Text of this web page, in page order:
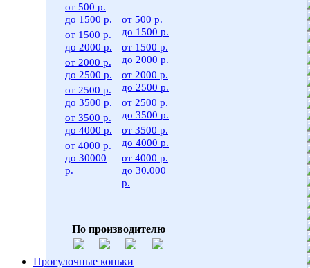
от 500 р.
до 1500 р.
от 1500 р.
до 2000 р.
от 2000 р.
до 2500 р.
от 2500 р.
до 3500 р.
от 3500 р.
до 4000 р.
от 4000 р.
до 30000
р.
от 500 р.
до 1500 р.
от 1500 р.
до 2000 р.
от 2000 р.
до 2500 р.
от 2500 р.
до 3500 р.
от 3500 р.
до 4000 р.
от 4000 р.
до 30.000
р.
По производителю
Прогулочные коньки